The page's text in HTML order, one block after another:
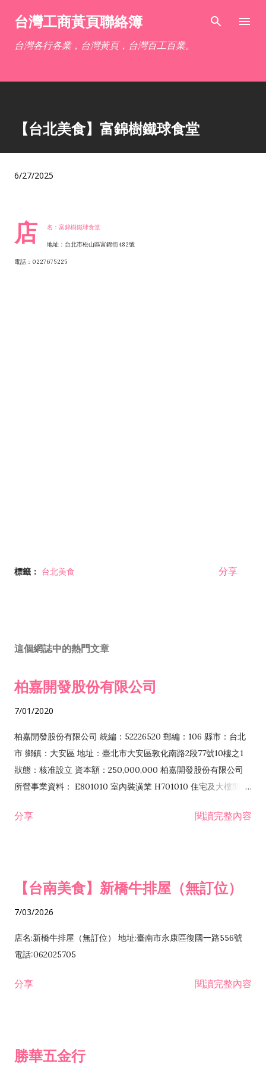
跳到主要內容
台灣工商黃頁聯絡簿
台灣各行各業，台灣黃頁，台灣百工百業。
【台北美食】富錦樹鐵球食堂
6/27/2025
店 名：富錦樹鐵球食堂
地址：台北市松山區富錦街482號
電話：0227675225
標籤： 台北美食 分享
這個網誌中的熱門文章
柏嘉開發股份有限公司
7/01/2020
柏嘉開發股份有限公司 統編：52226520 郵編：106 縣市：台北
市 鄉鎮：大安區 地址：臺北市大安區敦化南路2段77號10樓之1
狀態：核准設立 資本額：250,000,000 柏嘉開發股份有限公司
所營事業資料： E801010 室內裝潢業 H701010 住宅及大樓開發
發業 H703090 不動產買賣業 H703100 不動產租賃業 I503010
分享 閱讀完整內容
【台南美食】新橋牛排屋（無訂位）
7/03/2026
店名:新橋牛排屋（無訂位） 地址:臺南市永康區復國一路556號
電話:062025705
分享 閱讀完整內容
勝華五金行